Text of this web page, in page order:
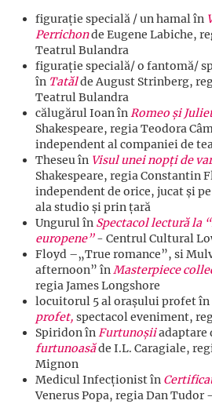
figurație specială / un hamal în
Perrichonde Eugene Labiche,
Teatrul Bulandra
figurație specială/ o fantomă/
în Tatălde August Strinberg,
Teatrul Bulandra
călugărul Ioan înRomeo și
Shakespeare, regia Teodora
independent al companiei de
Theseu în Visul unei nopți de
Shakespeare, regia Constantin
independent de orice, jucat și
ala studio și prin țară
Ungurul în Spectacol lectură la
europene”- Centrul Cultural
Floyd –„True romance”, si
afternoon” înMasterpiece
regia James Longshore
locuitorul 5 al orașului profet în
profet, spectacol eveniment,
Spiridon înFurtunoșiiadaptare
furtunoasăde I.L. Caragiale,
Mignon
Medicul Infecționist în
Venerus Popa, regia Dan